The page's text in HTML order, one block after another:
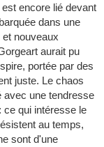
encore lié devant
dans une
nouveaux
aurait pu
portée par des
juste. Le chaos
avec une tendresse
ce qui intéresse le
au temps,
sont d'une